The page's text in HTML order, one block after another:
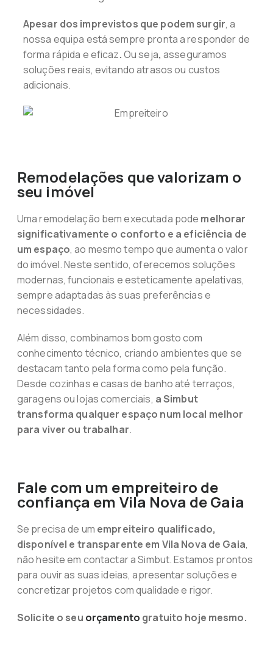
Apesar dos imprevistos que podem surgir, a
nossa equipa está sempre pronta a responder de
forma rápida e eficaz.Ou seja, asseguramos
soluções reais, evitando atrasos ou custos
adicionais.
Remodelações que valorizam o
seu imóvel
Uma remodelação bem executada pode melhorar
significativamente o conforto e a eficiência de
um espaço, ao mesmo tempo que aumenta o valor
do imóvel. Neste sentido, oferecemos soluções
modernas, funcionais e esteticamente apelativas,
sempre adaptadas às suas preferências e
necessidades.
Além disso, combinamos bom gosto com
conhecimento técnico, criando ambientes que se
destacam tanto pela forma como pela função.
Desde cozinhas e casas de banho até terraços,
garagens ou lojas comerciais, a Simbut
transforma qualquer espaço num local melhor
para viver ou trabalhar.
Fale com um empreiteiro de
confiança em Vila Nova de Gaia
Se precisa de um empreiteiro qualificado,
disponível e transparente em Vila Nova de Gaia,
não hesite em contactar a Simbut. Estamos prontos
para ouvir as suas ideias, apresentar soluções e
concretizar projetos com qualidade e rigor.
Solicite o seu orçamento gratuito hoje mesmo.